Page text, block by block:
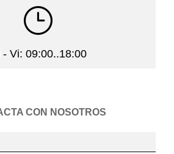
}
- Vi: 09:00..18:00
CON NOSOTROS